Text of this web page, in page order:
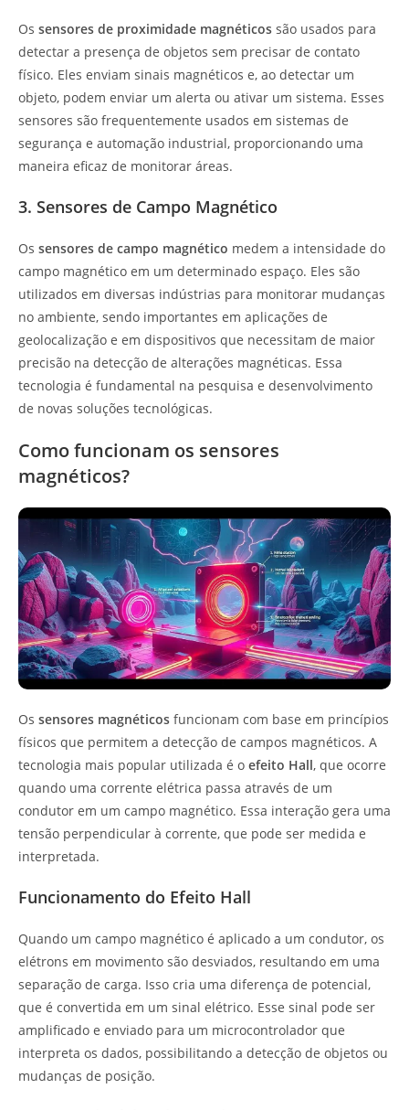
Os sensores de proximidade magnéticos são usados para
detectar a presença de objetos sem precisar de contato
físico. Eles enviam sinais magnéticos e, ao detectar um
objeto, podem enviar um alerta ou ativar um sistema. Esses
sensores são frequentemente usados em sistemas de
segurança e automação industrial, proporcionando uma
maneira eficaz de monitorar áreas.
3. Sensores de Campo Magnético
Os sensores de campo magnético medem a intensidade do
campo magnético em um determinado espaço. Eles são
utilizados em diversas indústrias para monitorar mudanças
no ambiente, sendo importantes em aplicações de
geolocalização e em dispositivos que necessitam de maior
precisão na detecção de alterações magnéticas. Essa
tecnologia é fundamental na pesquisa e desenvolvimento
de novas soluções tecnológicas.
Como funcionam os sensores
magnéticos?
Os sensores magnéticos funcionam com base em princípios
físicos que permitem a detecção de campos magnéticos. A
tecnologia mais popular utilizada é o efeito Hall, que ocorre
quando uma corrente elétrica passa através de um
condutor em um campo magnético. Essa interação gera uma
tensão perpendicular à corrente, que pode ser medida e
interpretada.
Funcionamento do Efeito Hall
Quando um campo magnético é aplicado a um condutor, os
elétrons em movimento são desviados, resultando em uma
separação de carga. Isso cria uma diferença de potencial,
que é convertida em um sinal elétrico. Esse sinal pode ser
amplificado e enviado para um microcontrolador que
interpreta os dados, possibilitando a detecção de objetos ou
mudanças de posição.